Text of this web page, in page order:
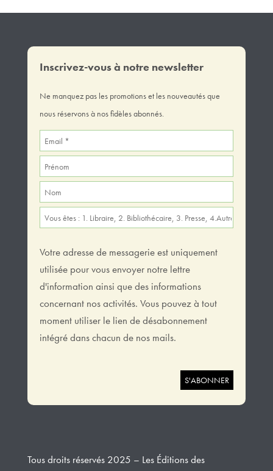
Inscrivez-vous à notre newsletter
Ne manquez pas les promotions et les nouveautés que
nous réservons à nos fidèles abonnés.
Votre adresse de messagerie est uniquement
utilisée pour vous envoyer notre lettre
d'information ainsi que des informations
concernant nos activités. Vous pouvez à tout
moment utiliser le lien de désabonnement
intégré dans chacun de nos mails.
Tous droits réservés 2025 – Les Éditions des